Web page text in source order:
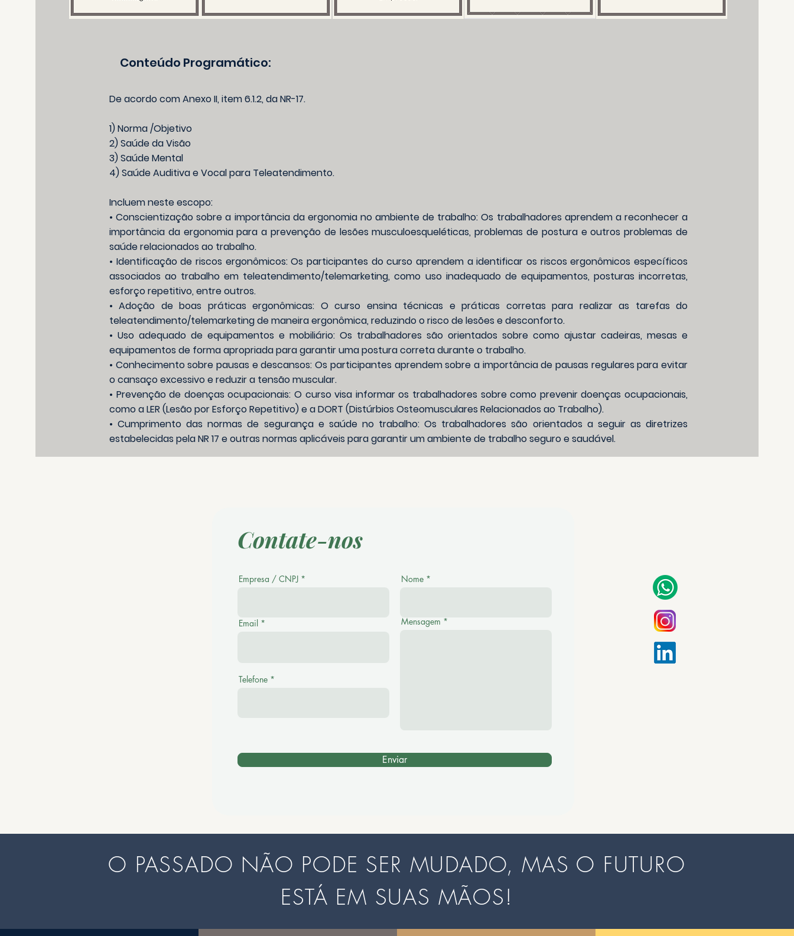
Conteúdo Programático:
De acordo com Anexo II, item 6.1.2, da NR-17.
1) Norma /Objetivo
2) Saúde da Visão
3) Saúde Mental
4) Saúde Auditiva e Vocal para Teleatendimento.
Incluem neste escopo:
• Conscientização sobre a importância da ergonomia no ambiente de trabalho: Os trabalhadores aprendem a reconhecer a
importância da ergonomia para a prevenção de lesões musculoesqueléticas, problemas de postura e outros problemas de
saúde relacionados ao trabalho.
• Identificação de riscos ergonômicos: Os participantes do curso aprendem a identificar os riscos ergonômicos específicos
associados ao trabalho em teleatendimento/telemarketing, como uso inadequado de equipamentos, posturas incorretas,
esforço repetitivo, entre outros.
• Adoção de boas práticas ergonômicas: O curso ensina técnicas e práticas corretas para realizar as tarefas do
teleatendimento/telemarketing de maneira ergonômica, reduzindo o risco de lesões e desconforto.
• Uso adequado de equipamentos e mobiliário: Os trabalhadores são orientados sobre como ajustar cadeiras, mesas e
equipamentos de forma apropriada para garantir uma postura correta durante o trabalho.
• Conhecimento sobre pausas e descansos: Os participantes aprendem sobre a importância de pausas regulares para evitar
o cansaço excessivo e reduzir a tensão muscular.
• Prevenção de doenças ocupacionais: O curso visa informar os trabalhadores sobre como prevenir doenças ocupacionais,
como a LER (Lesão por Esforço Repetitivo) e a DORT (Distúrbios Osteomusculares Relacionados ao Trabalho).
• Cumprimento das normas de segurança e saúde no trabalho: Os trabalhadores são orientados a seguir as diretrizes
estabelecidas pela NR 17 e outras normas aplicáveis para garantir um ambiente de trabalho seguro e saudável.
Contate-nos
Empresa / CNPJ
Email
Telefone
Nome
Mensagem
Enviar
O PASSADO NÃO PODE SER MUDADO, MAS O FUTURO
ESTÁ EM SUAS MÃOS!